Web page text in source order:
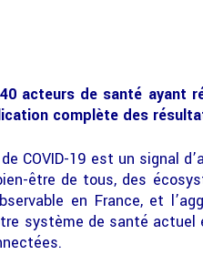
acteurs de santé ayant
complète des
COVID-19 est un signal
être de tous, des
en France, et
système de santé actuel